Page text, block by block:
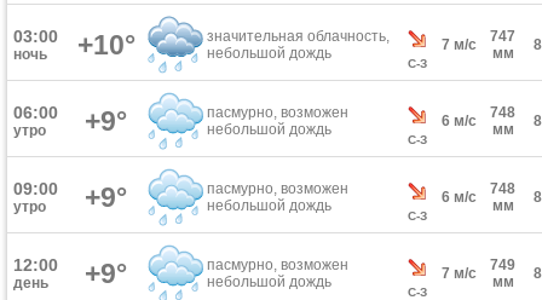
03:00
ночь +10°
значительная облачность,
небольшой дождь
С-З
7 м/с
747
мм
06:00
утро +9°
пасмурно, возможен
небольшой дождь
С-З
6 м/с
748
мм
09:00
утро +9°
пасмурно, возможен
небольшой дождь
С-З
6 м/с
748
мм
12:00
день +9°
пасмурно, возможен
небольшой дождь
С-З
7 м/с
749
мм